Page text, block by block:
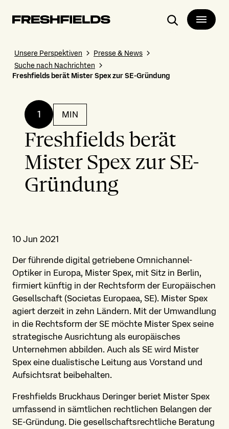
Suchen
Unsere Perspektiven
Presse & News
Suche nach Nachrichten
Freshfields berät Mister Spex zur SE-Gründung
1 MIN
Freshfields berät
Mister Spex zur SE-
Gründung
10 Jun 2021
Der führende digital getriebene Omnichannel-
Optiker in Europa, Mister Spex, mit Sitz in Berlin,
firmiert künftig in der Rechtsform der Europäischen
Gesellschaft (Societas Europaea, SE). Mister Spex
agiert derzeit in zehn Ländern. Mit der Umwandlung
in die Rechtsform der SE möchte Mister Spex seine
strategische Ausrichtung als europäisches
Unternehmen abbilden. Auch als SE wird Mister
Spex eine dualistische Leitung aus Vorstand und
Aufsichtsrat beibehalten.
Freshfields Bruckhaus Deringer beriet Mister Spex
umfassend in sämtlichen rechtlichen Belangen der
SE-Gründung. Die gesellschaftsrechtliche Beratung